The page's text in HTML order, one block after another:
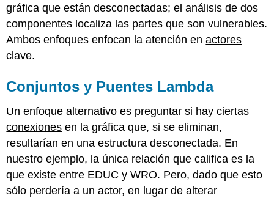
gráfica que están desconectadas; el análisis de dos
componentes localiza las partes que son vulnerables.
Ambos enfoques enfocan la atención enactores
clave.
Conjuntos y Puentes Lambda
Un enfoque alternativo es preguntar si hay ciertas
conexiones en la gráfica que, si se eliminan,
resultarían en una estructura desconectada. En
nuestro ejemplo, la única relación que califica es la
que existe entre EDUC y WRO. Pero, dado que esto
sólo perdería a un actor, en lugar de alterar